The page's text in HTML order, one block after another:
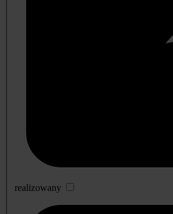
realizowany